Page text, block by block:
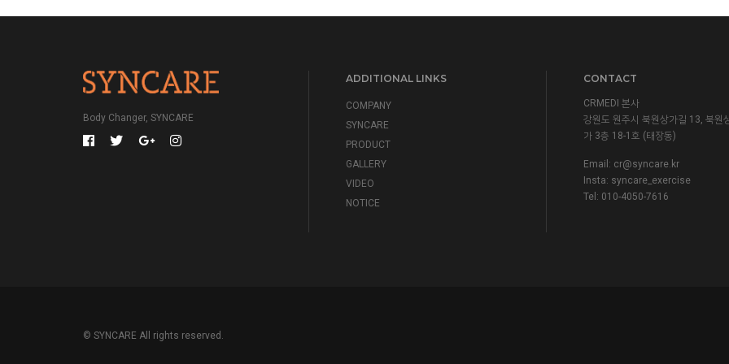
Body Changer, SYNCARE
ADDITIONAL LINKS
COMPANY
SYNCARE
PRODUCT
GALLERY
VIDEO
NOTICE
CONTACT
CRMEDI 본사
강원도 원주시 북원상가길 13, 북원
가 3층 18-1호 (태장동)
Email: cr@syncare.kr
Insta: syncare_exercise
Tel: 010-4050-7616
© SYNCARE All rights reserved.